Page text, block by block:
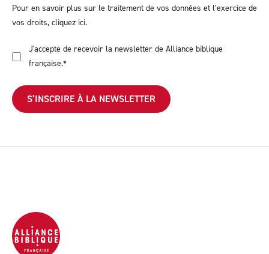
Pour en savoir plus sur le traitement de vos données et l’exercice de
vos droits, cliquez ici.
J'accepte de recevoir la newsletter de Alliance biblique
française.*